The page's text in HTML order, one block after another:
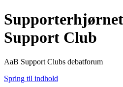
Support Club
AaB Support Clubs debatforum
Spring til indhold